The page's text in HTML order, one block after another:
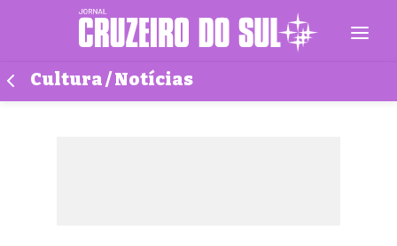
Cultura / Notícias